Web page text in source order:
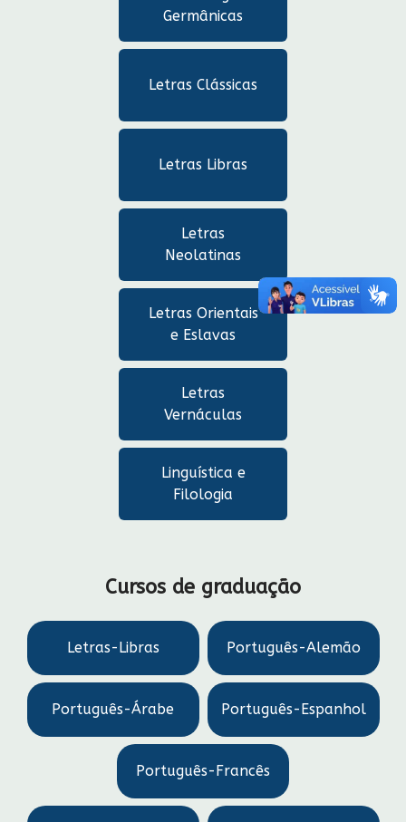
Germânicas
Letras Clássicas
Letras Libras
Letras
Neolatinas
Letras Orientais
e Eslavas
Letras
Vernáculas
Linguística e
Filologia
Cursos de graduação
Letras-Libras Português-Alemão
Português-Árabe Português-Espanhol
Português-Francês